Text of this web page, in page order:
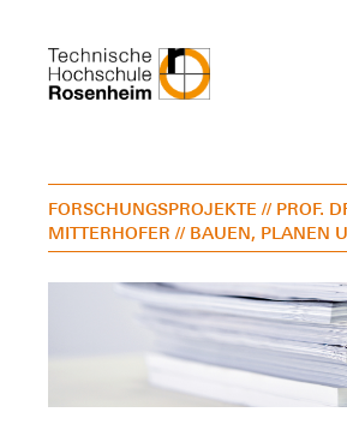
FORSCHUNGSPROJEKTE // PROF.
MITTERHOFER // BAUEN, PLANEN